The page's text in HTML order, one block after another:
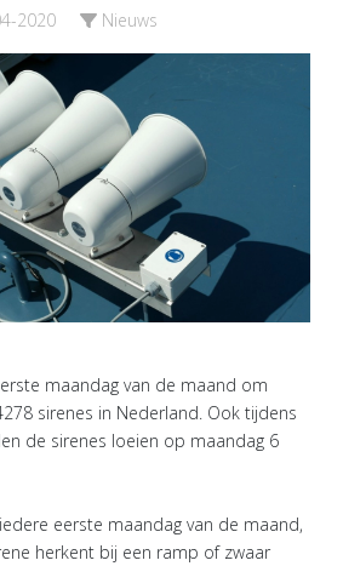
2020 Nieuws
maandag van de maand om
sirenes in Nederland. Ook tijdens
de sirenes loeien op maandag 6
eerste maandag van de maand,
herkent bij een ramp of zwaar